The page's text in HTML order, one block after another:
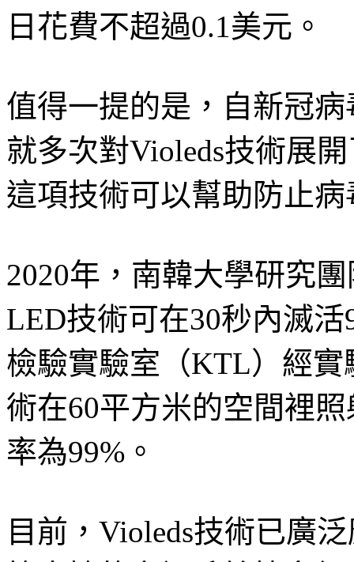
日花費不超過0.1美元。
值得一提的是，自新冠
就多次對Violeds技術展
這項技術可以幫助防止
2020年，南韓大學研究
LED技術可在30秒內滅
檢驗實驗室（KTL）經實
術在60平方米的空間裡
率為99%。
目前，Violeds技術已廣